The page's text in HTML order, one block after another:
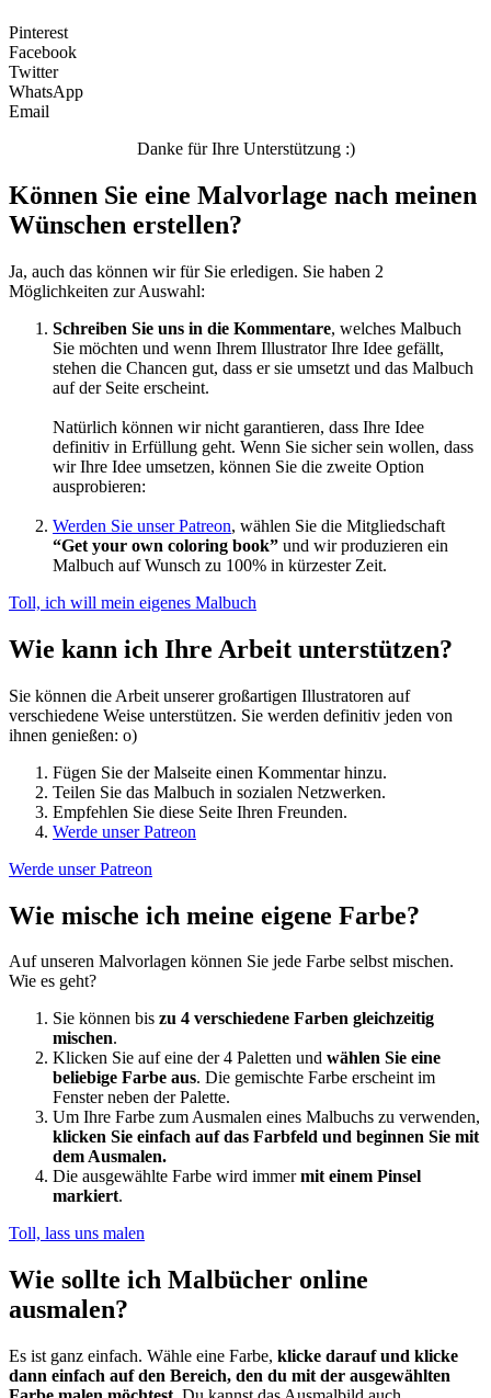
Transport
Valentinstag und Liebe
Winter und Weihnachten
Unkategorisiert
Pinterest
Facebook
Twitter
WhatsApp
Email
Danke für Ihre Unterstützung :)
Können Sie eine Malvorlage nach meinen
Wünschen erstellen?
Ja, auch das können wir für Sie erledigen. Sie haben 2
Möglichkeiten zur Auswahl:
Schreiben Sie uns in die Kommentare, welches Malbuch
Sie möchten und wenn Ihrem Illustrator Ihre Idee gefällt,
stehen die Chancen gut, dass er sie umsetzt und das Malbuch
auf der Seite erscheint.
Natürlich können wir nicht garantieren, dass Ihre Idee
definitiv in Erfüllung geht. Wenn Sie sicher sein wollen, dass
wir Ihre Idee umsetzen, können Sie die zweite Option
ausprobieren:
Werden Sie unser Patreon, wählen Sie die Mitgliedschaft
“Get your own coloring book” und wir produzieren ein
Malbuch auf Wunsch zu 100% in kürzester Zeit.
Toll, ich will mein eigenes Malbuch
Wie kann ich Ihre Arbeit unterstützen?
Sie können die Arbeit unserer großartigen Illustratoren auf
verschiedene Weise unterstützen. Sie werden definitiv jeden von
ihnen genießen: o)
Fügen Sie der Malseite einen Kommentar hinzu.
Teilen Sie das Malbuch in sozialen Netzwerken.
Empfehlen Sie diese Seite Ihren Freunden.
Werde unser Patreon
Werde unser Patreon
Wie mische ich meine eigene Farbe?
Auf unseren Malvorlagen können Sie jede Farbe selbst mischen.
Wie es geht?
Sie können bis zu 4 verschiedene Farben gleichzeitig
mischen.
Klicken Sie auf eine der 4 Paletten und wählen Sie eine
beliebige Farbe aus. Die gemischte Farbe erscheint im
Fenster neben der Palette.
Um Ihre Farbe zum Ausmalen eines Malbuchs zu verwenden,
klicken Sie einfach auf das Farbfeld und beginnen Sie mit
dem Ausmalen.
Die ausgewählte Farbe wird immermit einem Pinsel
markiert.
Toll, lass uns malen
Wie sollte ich Malbücher online
ausmalen?
Es ist ganz einfach. Wähle eine Farbe, klicke darauf und klicke
dann einfach auf den Bereich, den du mit der ausgewählten